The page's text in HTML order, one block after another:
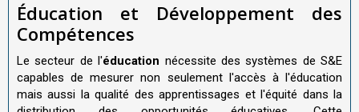
Éducation et Développement des
Compétences
Le secteur de l'éducation nécessite des systèmes de S&E
capables de mesurer non seulement l'accès à l'éducation
mais aussi la qualité des apprentissages et l'équité dans la